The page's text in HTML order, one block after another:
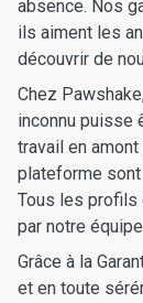
absence. Nos
ils aiment les
découvrir de
Chez
inconnu puisse
travail en
plateforme
Tous les profils
par notre
Grâce à la
et en toute